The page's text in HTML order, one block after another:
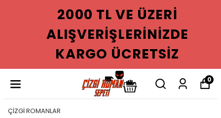
2000 TL VE ÜZERI
ALIŞVERIŞLERINIZDE
KARGO ÜCRETSIZ
0
ÇİZGİ ROMANLAR